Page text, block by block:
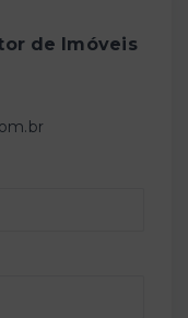
de Imóveis